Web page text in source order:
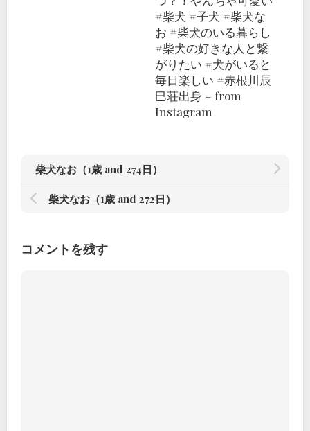
#柴犬 #子犬 #柴犬な
お #柴犬のいる暮らし
#柴犬の好きな人と繋
がりたい #犬がいると
毎日楽しい #赤根川辰
巳荘出身 – from
Instagram
柴犬なお（1歳 and 274日）
柴犬なお（1歳 and 272日）
コメントを残す